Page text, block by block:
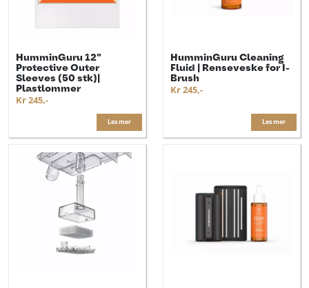
HumminGuru 12"
Protective Outer
Sleeves (50 stk)|
Plastlommer
Kr 245,-
Les mer
HumminGuru Cleaning
Fluid | Renseveske for I-
Brush
Kr 245,-
Les mer